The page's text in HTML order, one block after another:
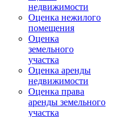
недвижимости
Оценка нежилого
помещения
Оценка
земельного
участка
Оценка аренды
недвижимости
Оценка права
аренды земельного
участка